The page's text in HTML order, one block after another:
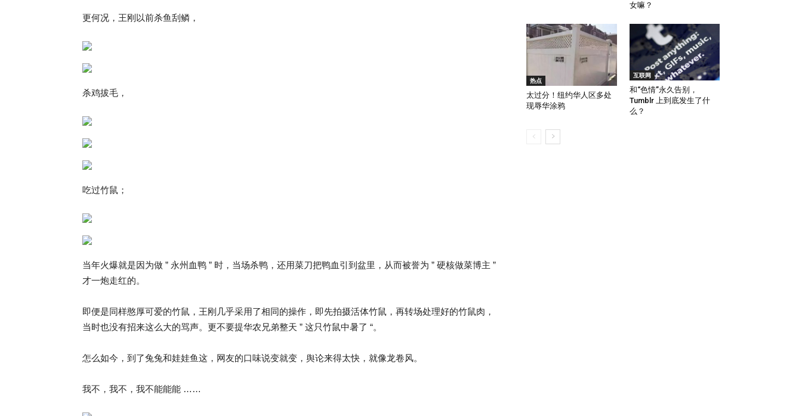
更何况，王刚以前杀鱼刮鳞，
杀鸡拔毛，
吃过竹鼠；
当年火爆就是因为做 ” 永州血鸭 ” 时，当场杀鸭，还用菜刀把鸭血引到盆里，从而被誉为 ” 硬核做菜博主 ”
才一炮走红的。
即便是同样憨厚可爱的竹鼠，王刚几乎采用了相同的操作，即先拍摄活体竹鼠，再转场处理好的竹鼠肉，
当时也没有招来这么大的骂声。更不要提华农兄弟整天 ” 这只竹鼠中暑了 “。
怎么如今，到了兔兔和娃娃鱼这，网友的口味说变就变，舆论来得太快，就像龙卷风。
我不，我不，我不能能能 ……
女嘛？
热点
太过分！纽约华人区多处
现辱华涂鸦
互联网
和“色情”永久告别，
Tumblr 上到底发生了什
么？